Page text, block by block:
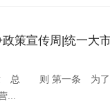
策宣传周|统一大
公平竞争审查工
...